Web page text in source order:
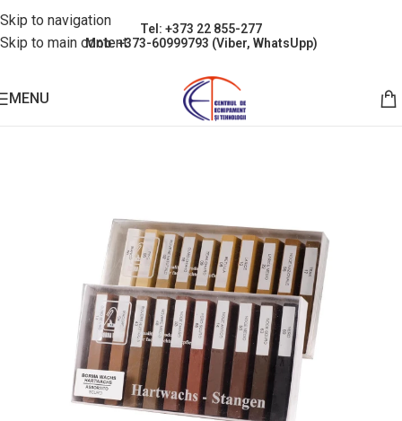
Skip to navigation
Skip to main content
Tel: +373 22 855-277
Mob: +373-60999793 (Viber, WhatsUpp)
MENU